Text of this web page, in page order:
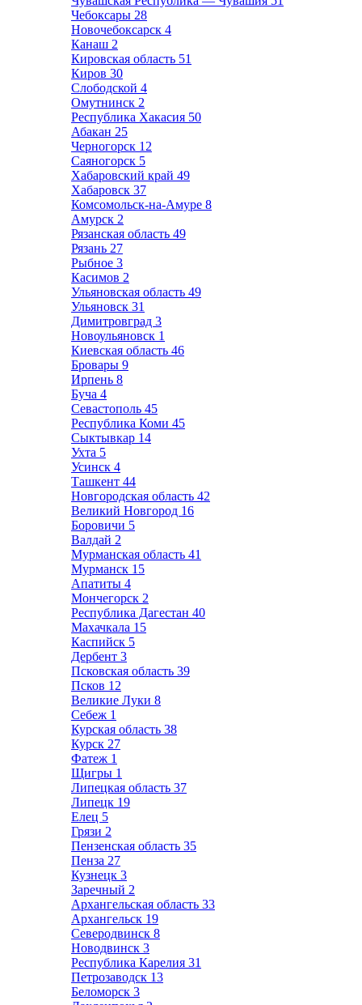
Чебоксары 28
Новочебоксарск 4
Канаш 2
Кировская область 51
Киров 30
Слободской 4
Омутнинск 2
Республика Хакасия 50
Абакан 25
Черногорск 12
Саяногорск 5
Хабаровский край 49
Хабаровск 37
Комсомольск-на-Амуре 8
Амурск 2
Рязанская область 49
Рязань 27
Рыбное 3
Касимов 2
Ульяновская область 49
Ульяновск 31
Димитровград 3
Новоульяновск 1
Киевская область 46
Бровары 9
Ирпень 8
Буча 4
Севастополь 45
Республика Коми 45
Сыктывкар 14
Ухта 5
Усинск 4
Ташкент 44
Новгородская область 42
Великий Новгород 16
Боровичи 5
Валдай 2
Мурманская область 41
Мурманск 15
Апатиты 4
Мончегорск 2
Республика Дагестан 40
Махачкала 15
Каспийск 5
Дербент 3
Псковская область 39
Псков 12
Великие Луки 8
Себеж 1
Курская область 38
Курск 27
Фатеж 1
Щигры 1
Липецкая область 37
Липецк 19
Елец 5
Грязи 2
Пензенская область 35
Пенза 27
Кузнецк 3
Заречный 2
Архангельская область 33
Архангельск 19
Северодвинск 8
Новодвинск 3
Республика Карелия 31
Петрозаводск 13
Беломорск 3